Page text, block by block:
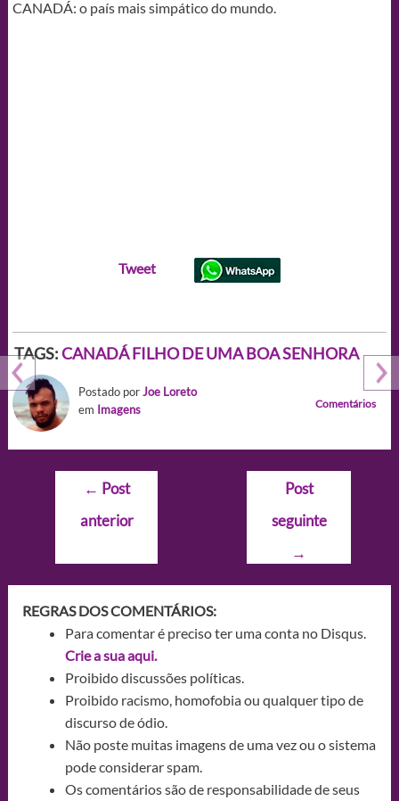
CANADÁ: o país mais simpático do mundo.
Tweet
TAGS:CANADÁ FILHO DE UMA BOA SENHORA
Postado porJoe Loreto
em Imagens Comentários
Navegação
Post
← Post
anterior
Post
seguinte
→
REGRAS DOS COMENTÁRIOS:
Para comentar é preciso ter uma conta no Disqus.
Crie a sua aqui.
Proibido discussões políticas.
Proibido racismo, homofobia ou qualquer tipo de
discurso de ódio.
Não poste muitas imagens de uma vez ou o sistema
pode considerar spam.
Os comentários são de responsabilidade de seus